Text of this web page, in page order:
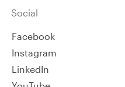
Social
Facebook
Instagram
LinkedIn